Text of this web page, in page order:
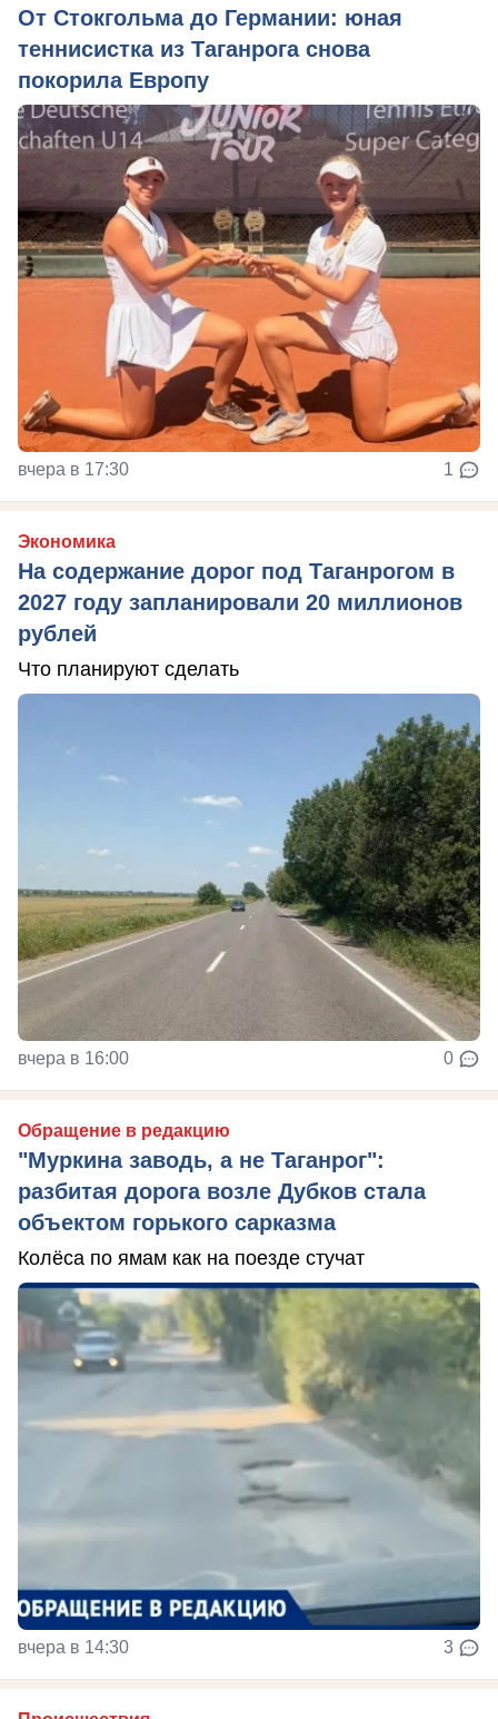
От Стокгольма до Германии: юная
теннисистка из Таганрога снова
покорила Европу
вчера в 17:30 1
Экономика
На содержание дорог под Таганрогом в
2027 году запланировали 20 миллионов
рублей
Что планируют сделать
вчера в 16:00 0
Обращение в редакцию
"Муркина заводь, а не Таганрог":
разбитая дорога возле Дубков стала
объектом горького сарказма
Колёса по ямам как на поезде стучат
вчера в 14:30 3